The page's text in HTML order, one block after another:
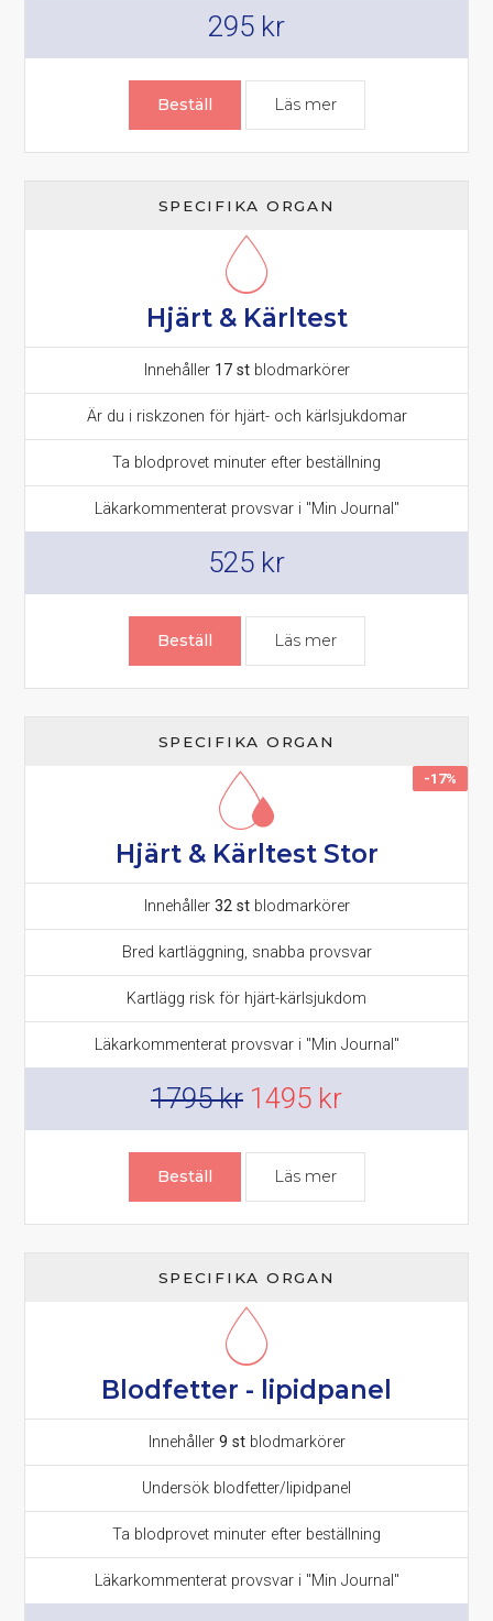
295 kr
Beställ Läs merom PTH prov –
SPECIFIKA ORGAN
Hjärt & Kärltest
Innehåller 17 st blodmarkörer
Är du i riskzonen för hjärt- och kärlsjukdomar
Ta blodprovet minuter efter beställning
Läkarkommenterat provsvar i "Min Journal"
525 kr
Beställ Läs merom Hjärt & Kärltest
-17%
SPECIFIKA ORGAN
Hjärt & Kärltest Stor
Innehåller32 st blodmarkörer
Bred kartläggning, snabba provsvar
Kartlägg risk för hjärt-kärlsjukdom
Läkarkommenterat provsvar i "Min Journal"
1795kr Det
ursprungliga
priset
var:
1495 krDet
nuvarande
är:
Beställ Läs merom Hjärt & Kärltest
SPECIFIKA ORGAN
Blodfetter - lipidpanel
Innehåller 9 st blodmarkörer
Undersök blodfetter/lipidpanel
Ta blodprovet minuter efter beställning
Läkarkommenterat provsvar i "Min Journal"